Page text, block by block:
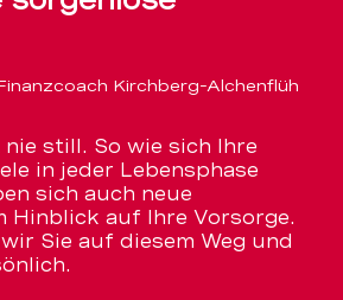
Kirchberg-Alchenflüh
nie still. So wie sich Ihre
in jeder Lebensphase
sich auch neue
Hinblick auf Ihre Vorsorge.
Sie auf diesem Weg und